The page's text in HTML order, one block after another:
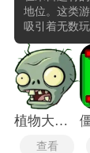
地位。这类
吸引着无数
是 3D 引擎
道模拟带来
袭的策略挑
求生的真实
击游戏往往
植物大战僵尸戴夫有枪
查看